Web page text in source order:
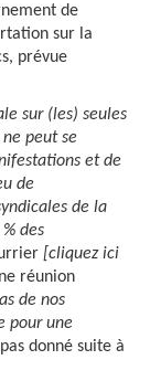
de
sur la
prévue
sur (les) seules
peut se
et de
de
de la
des
[cliquez ici
réunion
de nos
pour une
donné suite à